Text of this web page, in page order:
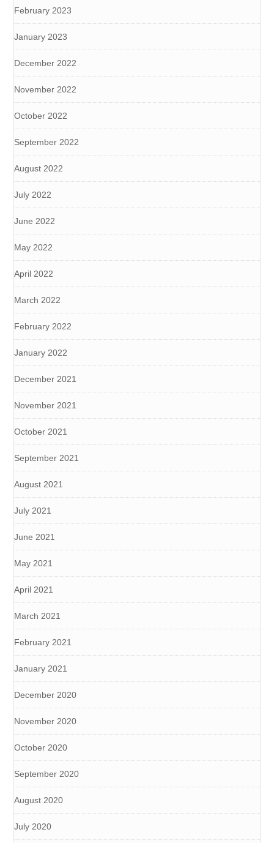
February 2023
January 2023
December 2022
November 2022
October 2022
September 2022
August 2022
July 2022
June 2022
May 2022
April 2022
March 2022
February 2022
January 2022
December 2021
November 2021
October 2021
September 2021
August 2021
July 2021
June 2021
May 2021
April 2021
March 2021
February 2021
January 2021
December 2020
November 2020
October 2020
September 2020
August 2020
July 2020